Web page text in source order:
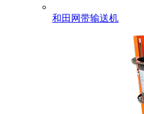
和田网带输送机